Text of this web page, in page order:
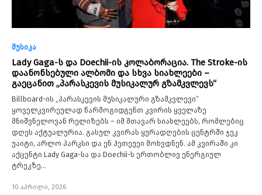
მუსიკა
Lady Gaga-ს და Doechii-ის კოლაბორაცია. The Stroke-ის
დაანონსებული ალბომი და სხვა სიახლეები –
გაეცანით „პარასკევის მუსიკალურ გზამკვლევს“
Billboard-ის „პარასკევის მუსიკალური გზამკვლევი“
ყოველკვირეულად წარმოგიდგენთ კვირის ყველაზე
მნიშვნელოვან რელიზებს – იმ მთავარ სიახლეებს, რომლებიც
დღეს აქტუალურია. გასულ კვირას ყურადღების ცენტრში ჯეკ
უაიტი, არლო პარკსი და ენ ჰეთეუეი მოხვდნენ. ამ კვირაში კი
აქცენტი Lady Gaga-სა და Doechii-ს ერთობლივ ენერგიულ
ტრეკზე…
10 აპრილი, 2026